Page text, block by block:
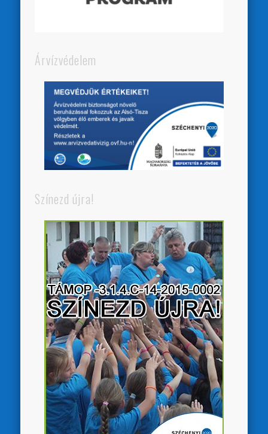
Árvízvédelem
Színezd újra!